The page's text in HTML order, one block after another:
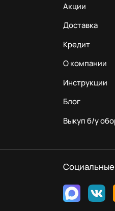
Акции
Доставка
Кредит
О компании
Инструкции
Блог
Выкуп б/у